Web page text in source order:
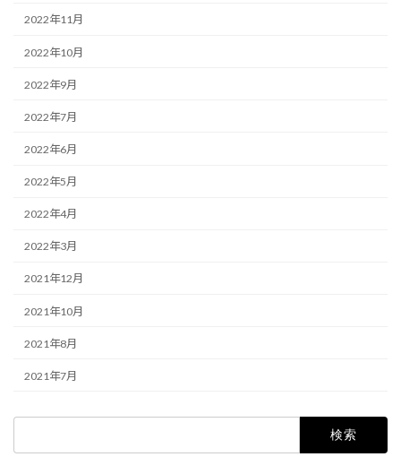
2022年11月
2022年10月
2022年9月
2022年7月
2022年6月
2022年5月
2022年4月
2022年3月
2021年12月
2021年10月
2021年8月
2021年7月